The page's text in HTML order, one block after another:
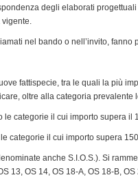
degli elaborati
nel bando o nell’invito, fanno
fattispecie, tra le quali la più
oltre alla categoria prevalente
le categorie il cui importo supera il
categorie il cui importo supera
anche S.I.O.S.). Si
13, OS 14, OS 18-A, OS 18-B, OS